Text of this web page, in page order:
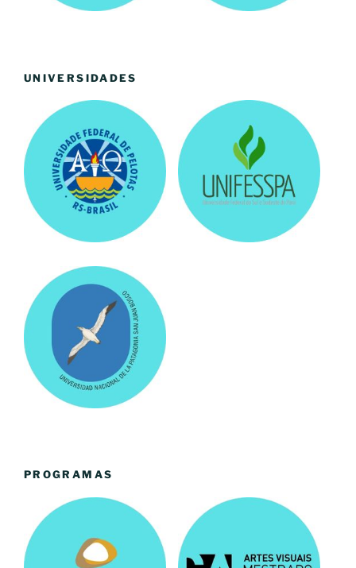
UNIVERSIDADES
PROGRAMAS